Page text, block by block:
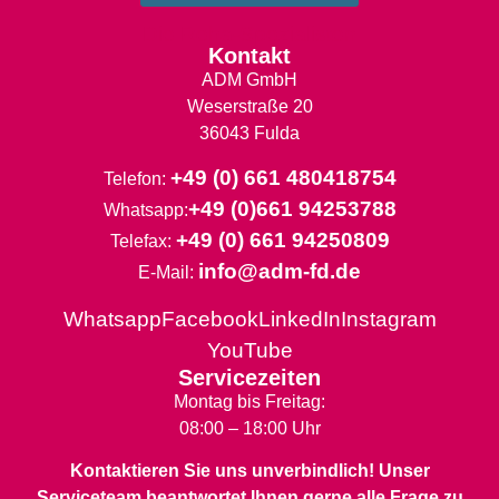
Kontakt
ADM GmbH
Weserstraße 20
36043 Fulda
Telefon: +49 (0) 661 480418754
Whatsapp:+49 (0)661 94253788
Telefax: +49 (0) 661 94250809
E-Mail: info@adm-fd.de
WhatsappFacebookLinkedInInstagram
YouTube
Servicezeiten
Montag bis Freitag:
08:00 – 18:00 Uhr
Kontaktieren Sie uns unverbindlich! Unser